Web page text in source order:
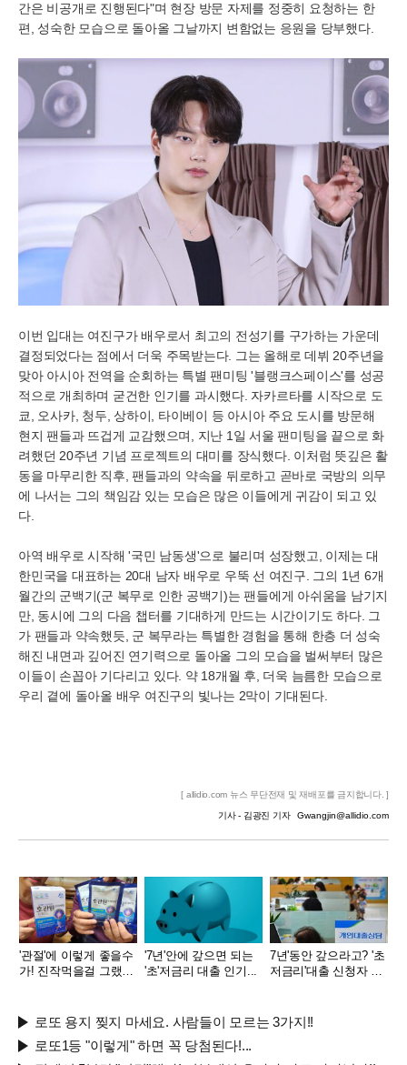
간은 비공개로 진행된다"며 현장 방문 자제를 정중히 요청하는 한
편, 성숙한 모습으로 돌아올 그날까지 변함없는 응원을 당부했다.
이번 입대는 여진구가 배우로서 최고의 전성기를 구가하는 가운데
결정되었다는 점에서 더욱 주목받는다. 그는 올해로 데뷔 20주년을
맞아 아시아 전역을 순회하는 특별 팬미팅 '블랭크스페이스'를 성공
적으로 개최하며 굳건한 인기를 과시했다. 자카르타를 시작으로 도
쿄, 오사카, 청두, 상하이, 타이베이 등 아시아 주요 도시를 방문해
현지 팬들과 뜨겁게 교감했으며, 지난 1일 서울 팬미팅을 끝으로 화
려했던 20주년 기념 프로젝트의 대미를 장식했다. 이처럼 뜻깊은 활
동을 마무리한 직후, 팬들과의 약속을 뒤로하고 곧바로 국방의 의무
에 나서는 그의 책임감 있는 모습은 많은 이들에게 귀감이 되고 있
다.
아역 배우로 시작해 '국민 남동생'으로 불리며 성장했고, 이제는 대
한민국을 대표하는 20대 남자 배우로 우뚝 선 여진구. 그의 1년 6개
월간의 군백기(군 복무로 인한 공백기)는 팬들에게 아쉬움을 남기지
만, 동시에 그의 다음 챕터를 기대하게 만드는 시간이기도 하다. 그
가 팬들과 약속했듯, 군 복무라는 특별한 경험을 통해 한층 더 성숙
해진 내면과 깊어진 연기력으로 돌아올 그의 모습을 벌써부터 많은
이들이 손꼽아 기다리고 있다. 약 18개월 후, 더욱 늠름한 모습으로
우리 곁에 돌아올 배우 여진구의 빛나는 2막이 기대된다.
[ allidio.com 뉴스 무단전재 및 재배포를 금지합니다. ]
기사 - 김광진 기자 Gwangjin@allidio.com
'관절'에 이렇게 좋을수
가! 진작먹을걸 그랬어
'7년'안에 갚으면 되는
'초'저금리 대출 인기...
7년'동안 갚으라고? '초
저금리'대출 신청자 몰
로또 용지 찢지 마세요. 사람들이 모르는 3가지!!
로또1등 "이렇게" 하면 꼭 당첨된다!...